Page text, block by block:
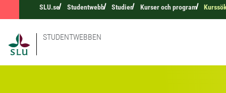
SLU.se Studentwebb Studier Kurser och program
STUDENTWEBBEN